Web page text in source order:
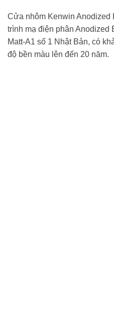
Cửa nhôm Kenwin Anodized
trình mạ điện phân Anodized
Matt-A1 số 1 Nhật Bản, có
độ bền màu lên đến 20 năm.